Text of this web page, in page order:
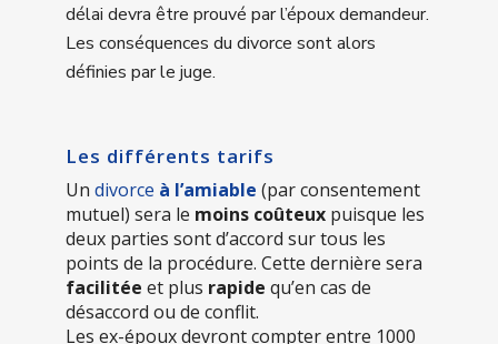
délai devra être prouvé par l’époux demandeur.
Les conséquences du divorce sont alors
définies par le juge.
Les différents tarifs
Un divorce à l’amiable (par consentement
mutuel) sera le moins coûteux puisque les
deux parties sont d’accord sur tous les
points de la procédure. Cette dernière sera
facilitée et plus rapide qu’en cas de
désaccord ou de conflit.
Les ex-époux devront compter entre 1000